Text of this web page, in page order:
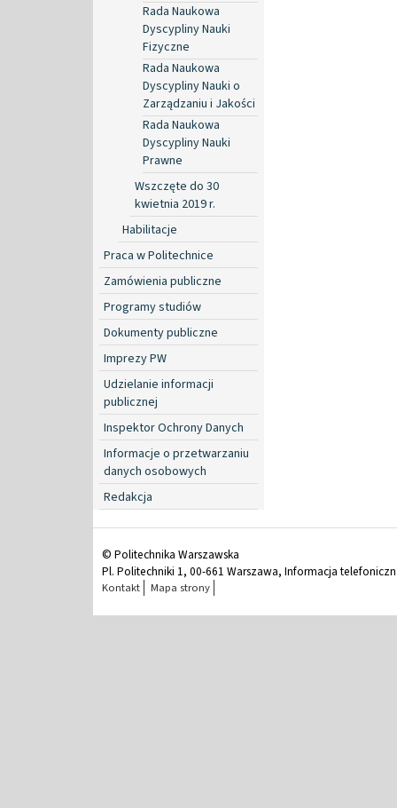
Rada Naukowa
Dyscypliny Nauki
Fizyczne
Rada Naukowa
Dyscypliny Nauki o
Zarządzaniu i Jakości
Rada Naukowa
Dyscypliny Nauki
Prawne
Wszczęte do 30
kwietnia 2019 r.
Habilitacje
Praca w Politechnice
Zamówienia publiczne
Programy studiów
Dokumenty publiczne
Imprezy PW
Udzielanie informacji
publicznej
Inspektor Ochrony Danych
Informacje o przetwarzaniu
danych osobowych
Redakcja
© Politechnika Warszawska
Pl. Politechniki 1, 00-661 Warszawa, Informacja
Kontakt Mapa strony